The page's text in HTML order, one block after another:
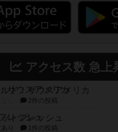
アクセス数 急上
ド：サウスアメリカ
2件の投稿
トフレッシュ
り 1件の投稿